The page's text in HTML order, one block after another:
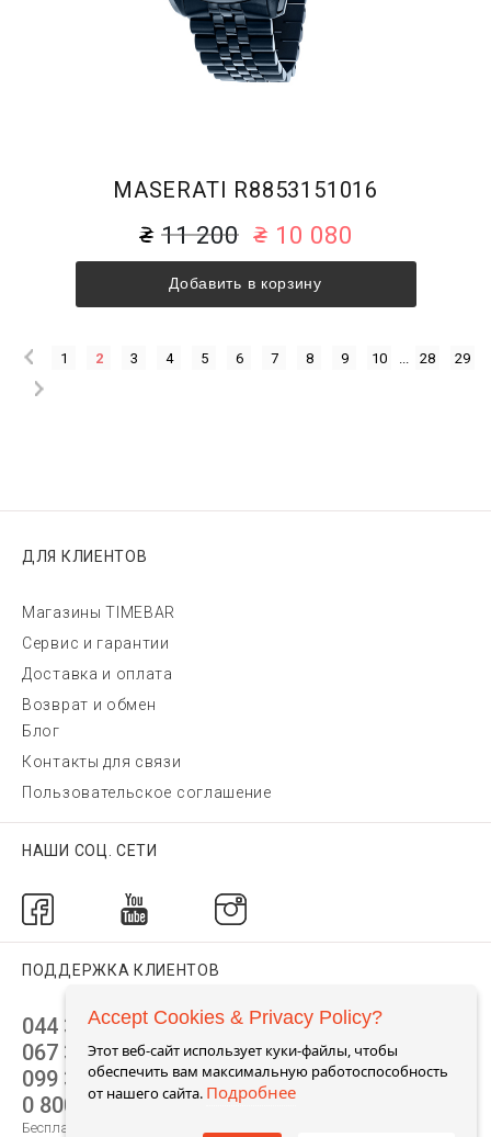
MASERATI R8853151016
11 200 10 080
Добавить в корзину
1 2 3 4 5 6 7 8 9 10 28 29
ДЛЯ КЛИЕНТОВ
Магазины TIMEBAR
Сервис и гарантии
Доставка и оплата
Возврат и обмен
Блог
Контакты для связи
Пользовательское соглашение
НАШИ СОЦ. СЕТИ
ПОДДЕРЖКА КЛИЕНТОВ
044 392 44 45
067 344 14 44 (viber)
099 399 23 80
0 800 305 805
Бесплатно по Украине
Accept Cookies & Privacy Policy?
Этот веб-сайт использует куки-файлы, чтобы
обеспечить вам максимальную работоспособность
от нашего сайта. Подробнее